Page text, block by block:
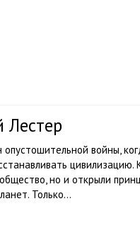
Лестер
войны,
цивилизацию.
но и открыли
Только...